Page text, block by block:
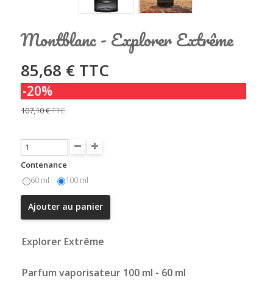
Montblanc - Explorer Extrême
85,68 € TTC
-20%
107,10 €TTC
Contenance
60 ml
100 ml
Ajouter au panier
Explorer Extrême
Parfum vaporisateur 100 ml - 60 ml